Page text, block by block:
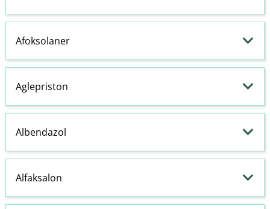
Afoksolaner
Aglepriston
Albendazol
Alfaksalon